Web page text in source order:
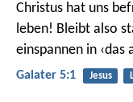
Christus hat uns
leben! Bleibt also
einspannen in ‹das
Galater 5:1 Jesus